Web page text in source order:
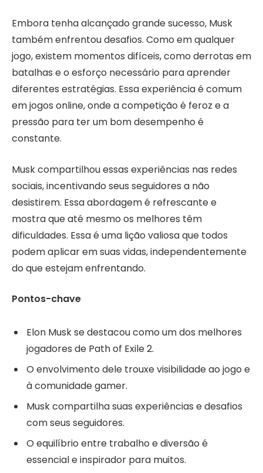
Embora tenha alcançado grande sucesso, Musk
também enfrentou desafios. Como em qualquer
jogo, existem momentos difíceis, como derrotas em
batalhas e o esforço necessário para aprender
diferentes estratégias. Essa experiência é comum
em jogos online, onde a competição é feroz e a
pressão para ter um bom desempenho é
constante.
Musk compartilhou essas experiências nas redes
sociais, incentivando seus seguidores a não
desistirem. Essa abordagem é refrescante e
mostra que até mesmo os melhores têm
dificuldades. Essa é uma lição valiosa que todos
podem aplicar em suas vidas, independentemente
do que estejam enfrentando.
Pontos-chave
Elon Musk se destacou como um dos melhores
jogadores de Path of Exile 2.
O envolvimento dele trouxe visibilidade ao jogo e
à comunidade gamer.
Musk compartilha suas experiências e desafios
com seus seguidores.
O equilíbrio entre trabalho e diversão é
essencial e inspirador para muitos.